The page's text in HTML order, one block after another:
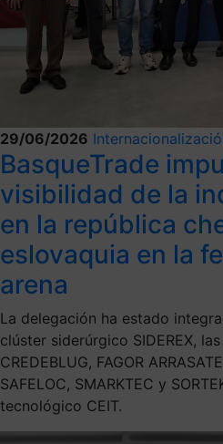
29/06/2026
BasqueTrade
visibilidad de la
en la república
eslovaquia en la
arena
La delegación ha estado
clúster siderúrgico SIDEREX,
CREDEBLUG, FAGOR
SAFELOC, SMARKTEC y
tecnológico CEIT.